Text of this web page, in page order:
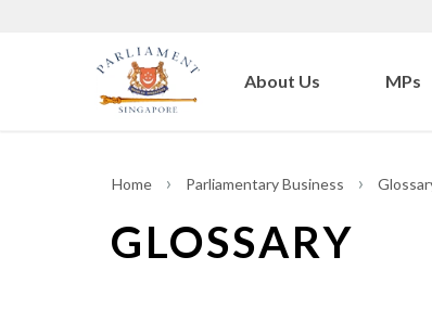
About Us MPs
Home Parliamentary Business
GLOSSARY